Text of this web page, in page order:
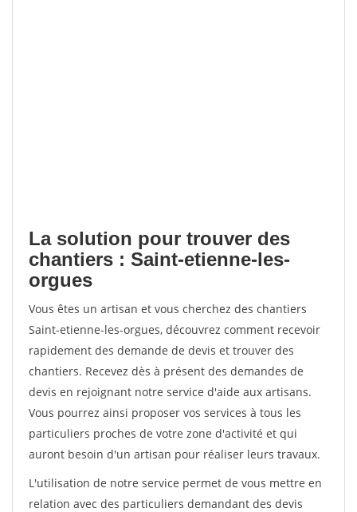
La solution pour trouver des
chantiers : Saint-etienne-les-
orgues
Vous êtes un artisan et vous cherchez des chantiers
Saint-etienne-les-orgues, découvrez comment recevoir
rapidement des demande de devis et trouver des
chantiers. Recevez dès à présent des demandes de
devis en rejoignant notre service d'aide aux artisans.
Vous pourrez ainsi proposer vos services à tous les
particuliers proches de votre zone d'activité et qui
auront besoin d'un artisan pour réaliser leurs travaux.
L'utilisation de notre service permet de vous mettre en
relation avec des particuliers demandant des devis